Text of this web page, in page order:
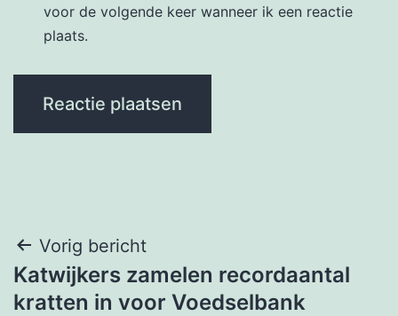
voor de volgende keer wanneer ik een reactie
plaats.
Bericht
navigatie
Vorig bericht
Katwijkers zamelen recordaantal
kratten in voor Voedselbank